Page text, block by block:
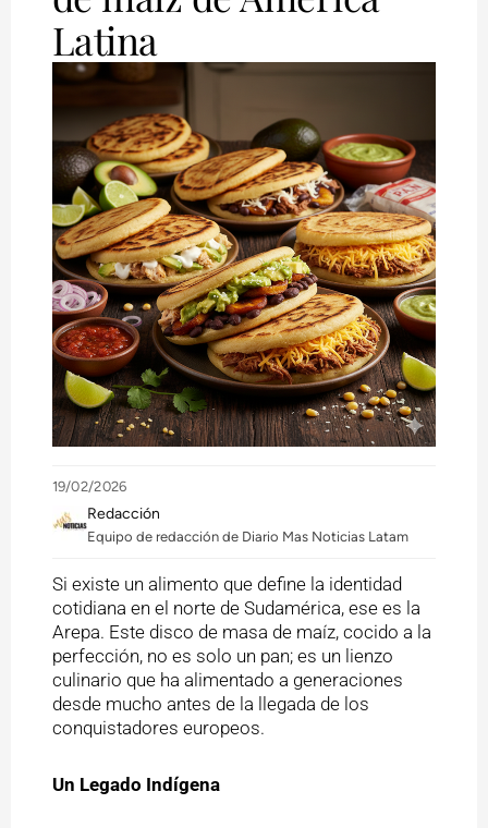
Latina
19/02/2026
Redacción
Equipo de redacción de Diario Mas Noticias Latam
Si existe un alimento que define la identidad
cotidiana en el norte de Sudamérica, ese es la
Arepa. Este disco de masa de maíz, cocido a la
perfección, no es solo un pan; es un lienzo
culinario que ha alimentado a generaciones
desde mucho antes de la llegada de los
conquistadores europeos.
Un Legado Indígena